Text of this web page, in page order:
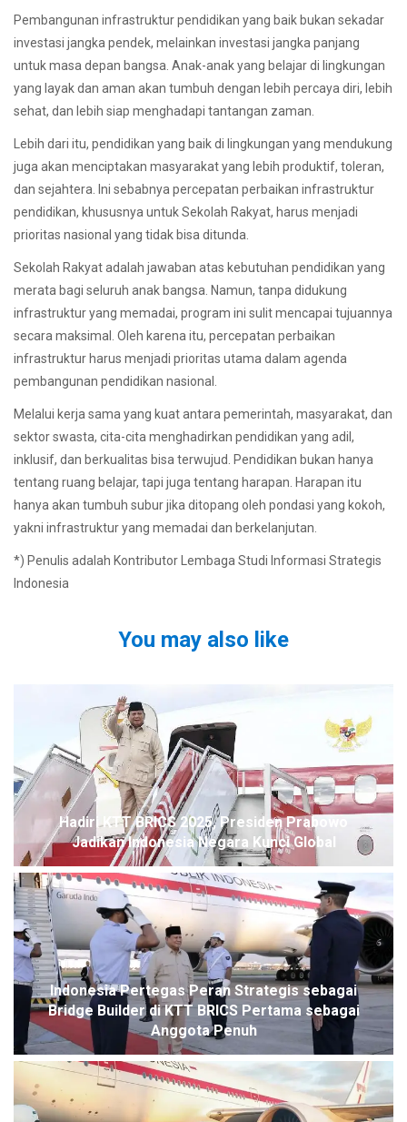
Pembangunan infrastruktur pendidikan yang baik bukan sekadar
investasi jangka pendek, melainkan investasi jangka panjang
untuk masa depan bangsa. Anak-anak yang belajar di lingkungan
yang layak dan aman akan tumbuh dengan lebih percaya diri, lebih
sehat, dan lebih siap menghadapi tantangan zaman.
Lebih dari itu, pendidikan yang baik di lingkungan yang mendukung
juga akan menciptakan masyarakat yang lebih produktif, toleran,
dan sejahtera. Ini sebabnya percepatan perbaikan infrastruktur
pendidikan, khususnya untuk Sekolah Rakyat, harus menjadi
prioritas nasional yang tidak bisa ditunda.
Sekolah Rakyat adalah jawaban atas kebutuhan pendidikan yang
merata bagi seluruh anak bangsa. Namun, tanpa didukung
infrastruktur yang memadai, program ini sulit mencapai tujuannya
secara maksimal. Oleh karena itu, percepatan perbaikan
infrastruktur harus menjadi prioritas utama dalam agenda
pembangunan pendidikan nasional.
Melalui kerja sama yang kuat antara pemerintah, masyarakat, dan
sektor swasta, cita-cita menghadirkan pendidikan yang adil,
inklusif, dan berkualitas bisa terwujud. Pendidikan bukan hanya
tentang ruang belajar, tapi juga tentang harapan. Harapan itu
hanya akan tumbuh subur jika ditopang oleh pondasi yang kokoh,
yakni infrastruktur yang memadai dan berkelanjutan.
*) Penulis adalah Kontributor Lembaga Studi Informasi Strategis
Indonesia
You may also like
Hadiri KTT BRICS 2025, Presiden Prabowo
Jadikan Indonesia Negara Kunci Global
Indonesia Pertegas Peran Strategis sebagai
Bridge Builder di KTT BRICS Pertama sebagai
Anggota Penuh